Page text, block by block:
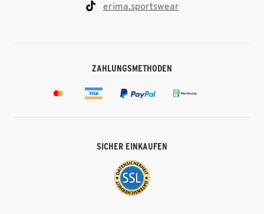
erima.sportswear
ZAHLUNGSMETHODEN
SICHER EINKAUFEN